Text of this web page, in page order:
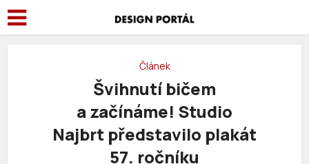
Článek
Švihnutí bičem
a začínáme! Studio
Najbrt představilo plakát
57. ročníku